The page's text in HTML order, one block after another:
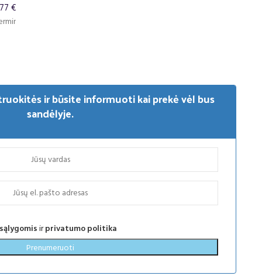
€
norma – 0%, sutarties sudarymo mokestis – 1%, sutarties
ir būsite informuoti kai prekė vėl bus
sandėlyje.
irprivatumo politika
Prenumeruoti